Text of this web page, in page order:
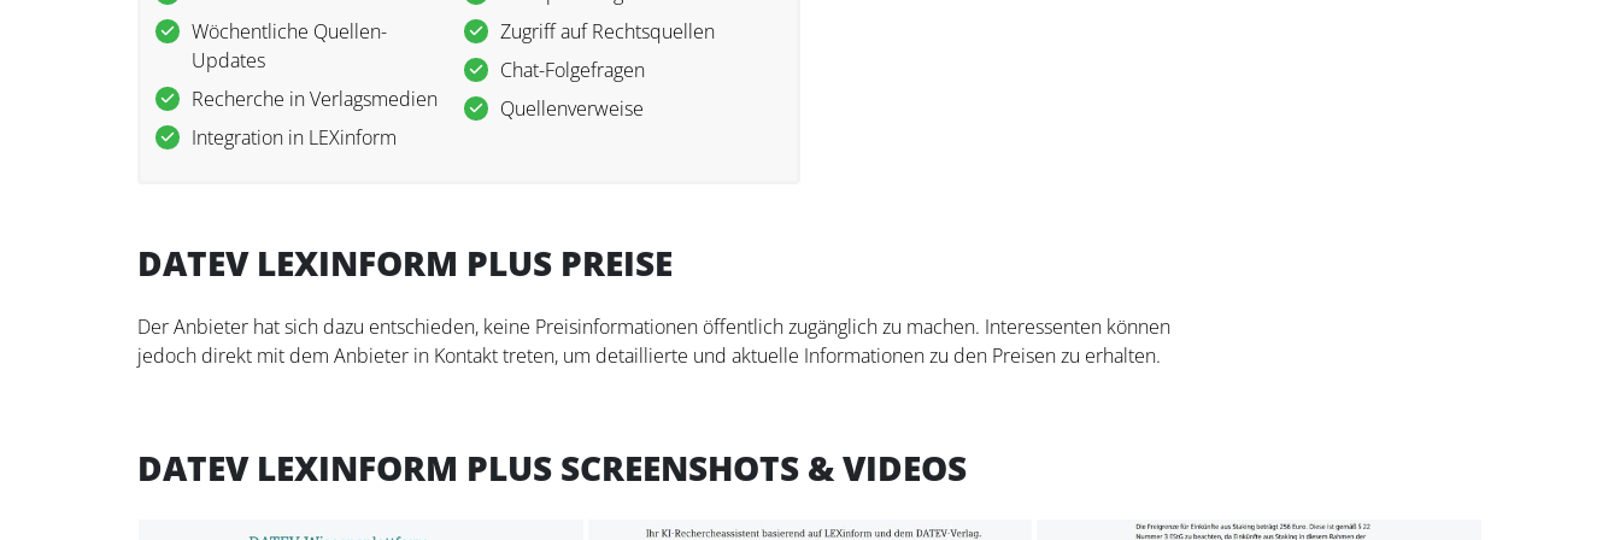
Wöchentliche Quellen-
Updates
Recherche in Verlagsmedien
Integration in LEXinform
Zugriff auf Rechtsquellen
Chat-Folgefragen
Quellenverweise
DATEV LEXINFORM PLUS PREISE
Der Anbieter hat sich dazu entschieden, keine Preisinformationen öffentlich zugänglich zu machen. Interessenten können
jedoch direkt mit dem Anbieter in Kontakt treten, um detaillierte und aktuelle Informationen zu den Preisen zu erhalten.
DATEV LEXINFORM PLUS SCREENSHOTS & VIDEOS